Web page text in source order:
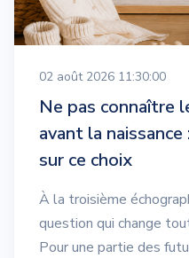
02 août 2026 11:30:00
Ne pas connaître
avant la
sur ce choix
À la troisième
question qui change
Pour une partie des